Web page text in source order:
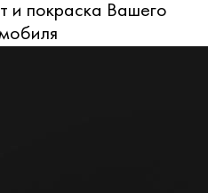
и покраска Вашего